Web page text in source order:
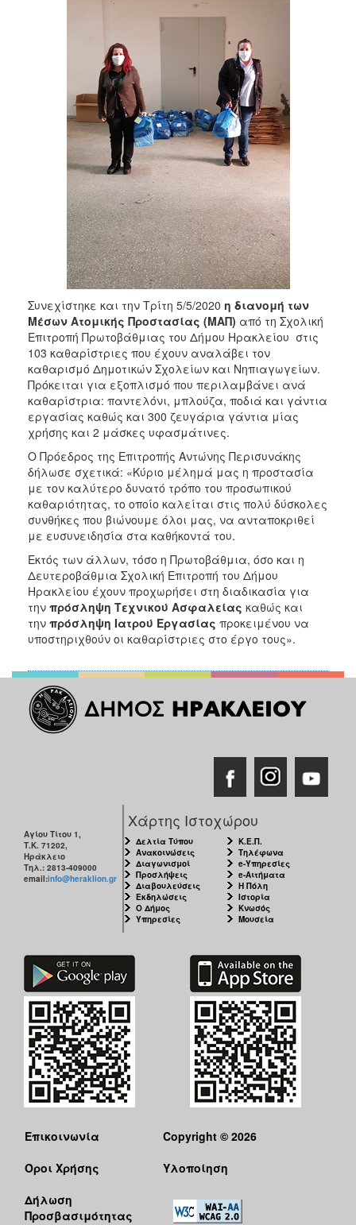
Συνεχίστηκε και την Τρίτη 5/5/2020 η διανομή των
Μέσων Ατομικής Προστασίας (ΜΑΠ) από τη Σχολική
Επιτροπή Πρωτοβάθμιας του Δήμου Ηρακλείου στις
103 καθαρίστριες που έχουν αναλάβει τον
καθαρισμό Δημοτικών Σχολείων και Νηπιαγωγείων.
Πρόκειται για εξοπλισμό που περιλαμβάνει ανά
καθαρίστρια: παντελόνι, μπλούζα, ποδιά και γάντια
εργασίας καθώς και 300 ζευγάρια γάντια μίας
χρήσης και 2 μάσκες υφασμάτινες.
Ο Πρόεδρος της Επιτροπής Αντώνης Περισυνάκης
δήλωσε σχετικά: «Κύριο μέλημά μας η προστασία
με τον καλύτερο δυνατό τρόπο του προσωπικού
καθαριότητας, το οποίο καλείται στις πολύ δύσκολες
συνθήκες που βιώνουμε όλοι μας, να ανταποκριθεί
με ευσυνειδησία στα καθήκοντά του.
Εκτός των άλλων, τόσο η Πρωτοβάθμια, όσο και η
Δευτεροβάθμια Σχολική Επιτροπή του Δήμου
Ηρακλείου έχουν προχωρήσει στη διαδικασία για
την πρόσληψη Τεχνικού Ασφαλείας καθώς και
την πρόσληψη Ιατρού Εργασίας προκειμένου να
υποστηριχθούν οι καθαρίστριες στο έργο τους».
Αγίου Τίτου 1,
Τ.Κ. 71202,
Ηράκλειο
Τηλ.: 2813-409000
email:info@heraklion.gr
Χάρτης Ιστοχώρου
Δελτία Τύπου
Ανακοινώσεις
Διαγωνισμοί
Προσλήψεις
Διαβουλεύσεις
Εκδηλώσεις
Ο Δήμος
Υπηρεσίες
Κ.Ε.Π.
Τηλέφωνα
e-Υπηρεσίες
e-Αιτήματα
Η Πόλη
Ιστορία
Κνωσός
Μουσεία
Επικοινωνία
Όροι Χρήσης
Δήλωση
Προσβασιμότητας
Copyright © 2026
Υλοποίηση